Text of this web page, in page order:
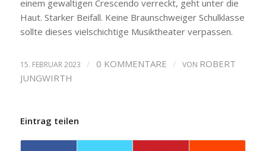
einem gewaltigen Crescendo verreckt, geht unter die
Haut. Starker Beifall. Keine Braunschweiger Schulklasse
sollte dieses vielschichtige Musiktheater verpassen.
15. FEBRUAR 2023 / 0 KOMMENTARE / VON ROBERT
JUNGWIRTH
Eintrag teilen